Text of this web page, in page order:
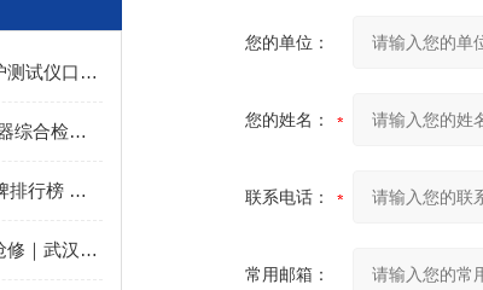
好的厂家！继电保护测试仪口碑佳，武汉三强守护电网安全神经
2026 化工厂区变压器综合检测设备怎么选：武汉特高压工况适配优势解析
2025继保测试仪品牌排行榜 武汉双企凭何成性价比优选？
偏远化工园区设备抢修｜武汉特高压温升试验装置配件快速配送
您的单位：
您的姓名：
联系电话：
常用邮箱：